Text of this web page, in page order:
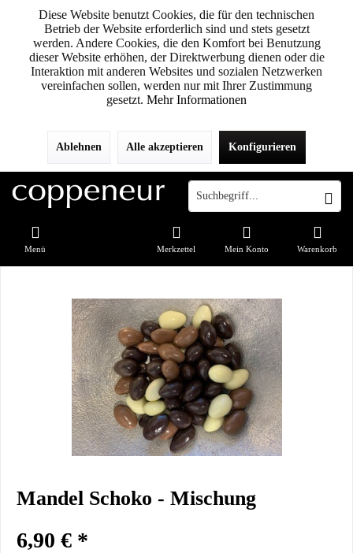
Diese Website benutzt Cookies, die für den technischen
Betrieb der Website erforderlich sind und stets gesetzt
werden. Andere Cookies, die den Komfort bei Benutzung
dieser Website erhöhen, der Direktwerbung dienen oder die
Interaktion mit anderen Websites und sozialen Netzwerken
vereinfachen sollen, werden nur mit Ihrer Zustimmung
gesetzt. Mehr Informationen
Ablehnen Alle akzeptieren Konfigurieren
Menü Warenkorb
Merkzettel Mein Konto
Mandel Schoko - Mischung
6,90 € *